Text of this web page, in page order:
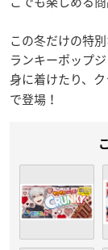
この冬だけの特
ランキーポップ
身に着けたり、
で登場！